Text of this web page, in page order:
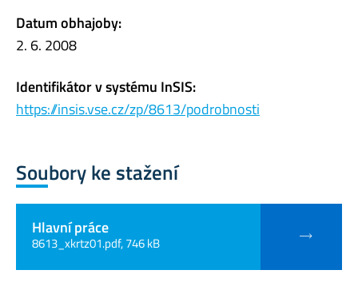
Datum obhajoby:
2. 6. 2008
Identifikátor v systému InSIS:
https://insis.vse.cz/zp/8613/podrobnosti
Soubory ke stažení
Hlavní práce
8613_xkrtz01.pdf, 746 kB